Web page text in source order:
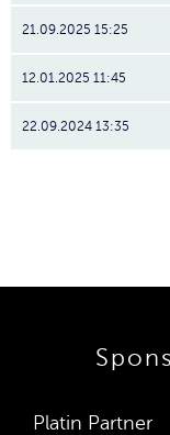
21.09.2025 15:25
12.01.2025 11:45
22.09.2024 13:35
Platin Partner